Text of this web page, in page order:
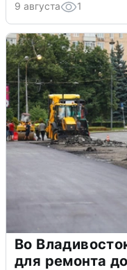
9 августа 1
Во
для ремонта